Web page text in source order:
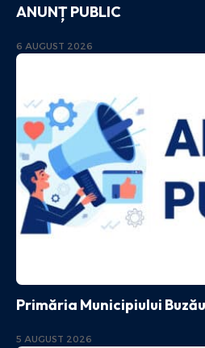
ANUNȚ PUBLIC
6 AUGUST 2026
Primăria Municipiului
5 AUGUST 2026